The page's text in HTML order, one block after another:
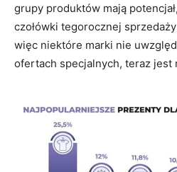
grupy produktów mają
czołówki tegorocznej
więc niektóre marki nie
ofertach specjalnych, teraz jest